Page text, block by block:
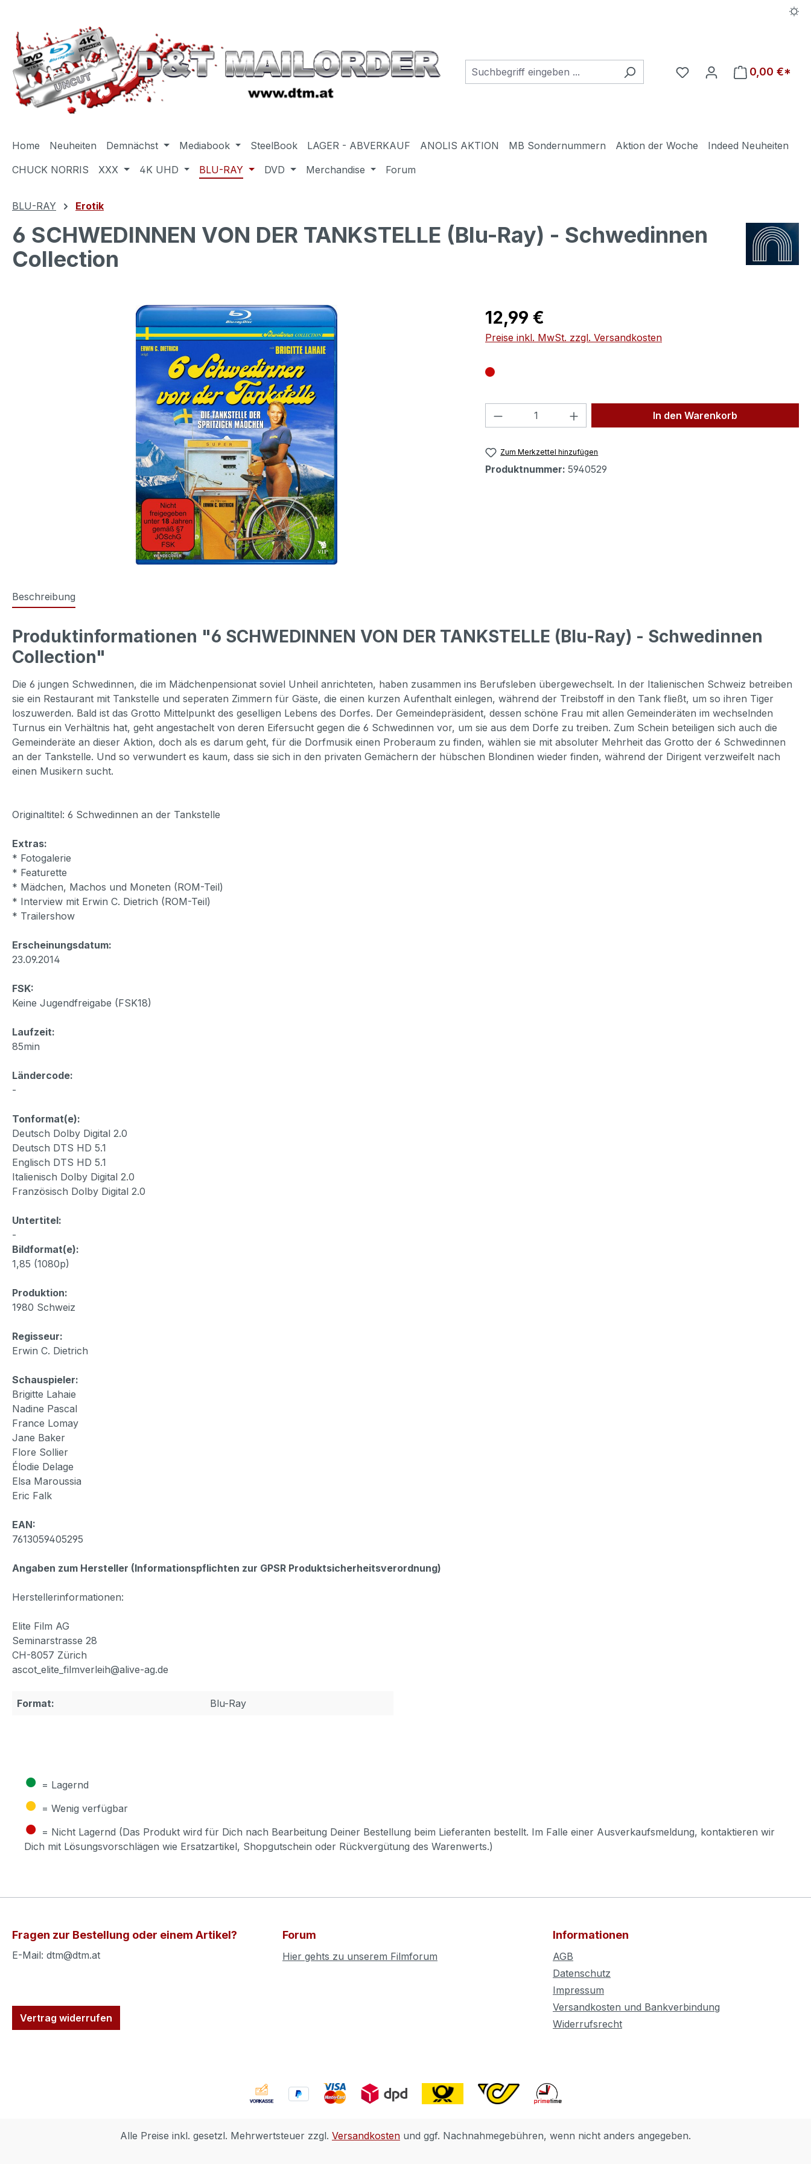
Du hast 0 Produkte auf
0,00 €*
Home Neuheiten Demnächst Mediabook SteelBook LAGER - ABVERKAUF ANOLIS AKTION MB Sondernummern Aktion der Woche
Indeed Neuheiten
CHUCK NORRIS
XXX 4K UHD BLU-RAY DVD Merchandise Forum
BLU-RAY Erotik
6 SCHWEDINNEN VON DER TANKSTELLE (Blu-Ray) - Schwedinnen
Collection
Regulärer Preis:
12,99 €
Preise inkl. MwSt. zzgl. Versandkosten
Produkt Anzahl: Gib den gewünschten Wert
In den Warenkorb
Zum Merkzettel hinzufügen
Produktnummer: 5940529
Beschreibung
Produktinformationen "6 SCHWEDINNEN VON DER TANKSTELLE (Blu-Ray) - Schwedinnen
Collection"
Die 6 jungen Schwedinnen, die im Mädchenpensionat soviel Unheil anrichteten, haben zusammen ins Berufsleben übergewechselt. In der Italienischen Schweiz betreiben
sie ein Restaurant mit Tankstelle und seperaten Zimmern für Gäste, die einen kurzen Aufenthalt einlegen, während der Treibstoff in den Tank fließt, um so ihren Tiger
loszuwerden. Bald ist das Grotto Mittelpunkt des geselligen Lebens des Dorfes. Der Gemeindepräsident, dessen schöne Frau mit allen Gemeinderäten im wechselnden
Turnus ein Verhältnis hat, geht angestachelt von deren Eifersucht gegen die 6 Schwedinnen vor, um sie aus dem Dorfe zu treiben. Zum Schein beteiligen sich auch die
Gemeinderäte an dieser Aktion, doch als es darum geht, für die Dorfmusik einen Proberaum zu finden, wählen sie mit absoluter Mehrheit das Grotto der 6 Schwedinnen
an der Tankstelle. Und so verwundert es kaum, dass sie sich in den privaten Gemächern der hübschen Blondinen wieder finden, während der Dirigent verzweifelt nach
einen Musikern sucht.
Originaltitel: 6 Schwedinnen an der Tankstelle
Extras:
* Fotogalerie
* Featurette
* Mädchen, Machos und Moneten (ROM-Teil)
* Interview mit Erwin C. Dietrich (ROM-Teil)
* Trailershow
Erscheinungsdatum:
23.09.2014
FSK:
Keine Jugendfreigabe (FSK18)
Laufzeit:
85min
Ländercode:
-
Tonformat(e):
Deutsch Dolby Digital 2.0
Deutsch DTS HD 5.1
Englisch DTS HD 5.1
Italienisch Dolby Digital 2.0
Französisch Dolby Digital 2.0
Untertitel:
-
Bildformat(e):
1,85 (1080p)
Produktion:
1980 Schweiz
Regisseur:
Erwin C. Dietrich
Schauspieler:
Brigitte Lahaie
Nadine Pascal
France Lomay
Jane Baker
Flore Sollier
Élodie Delage
Elsa Maroussia
Eric Falk
EAN:
7613059405295
Angaben zum Hersteller (Informationspflichten zur GPSR Produktsicherheitsverordnung)
Herstellerinformationen:
Elite Film AG
Seminarstrasse 28
CH-8057 Zürich
ascot_elite_filmverleih@alive-ag.de
Format: Blu-Ray
● = Lagernd
● = Wenig verfügbar
● = Nicht Lagernd (Das Produkt wird für Dich nach Bearbeitung Deiner Bestellung beim Lieferanten bestellt. Im Falle einer Ausverkaufsmeldung, kontaktieren wir
Dich mit Lösungsvorschlägen wie Ersatzartikel, Shopgutschein oder Rückvergütung des Warenwerts.)
Fragen zur Bestellung oder einem Artikel?
E-Mail: dtm@dtm.at
Vertrag widerrufen
Forum
Hier gehts zu unserem Filmforum
Informationen
AGB
Datenschutz
Impressum
Versandkosten und Bankverbindung
Widerrufsrecht
Alle Preise inkl. gesetzl. Mehrwertsteuer zzgl. Versandkosten und ggf. Nachnahmegebühren, wenn nicht anders angegeben.